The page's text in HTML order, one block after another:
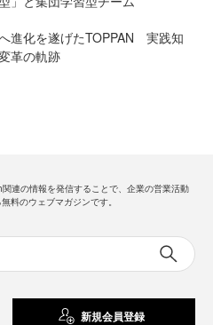
進化を遂げたTOPPAN 実践知
革の軌跡
連の情報を発信することで、企業の営業活動
料のウェブマガジンです。
新規会員登録